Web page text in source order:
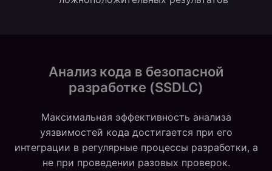
Анализ кода в безопасной
разработке (SSDLC)
Максимальная эффективность анализа
уязвимостей кода достигается при его
интеграции в регулярные процессы разработки, а
не при проведении разовых проверок.